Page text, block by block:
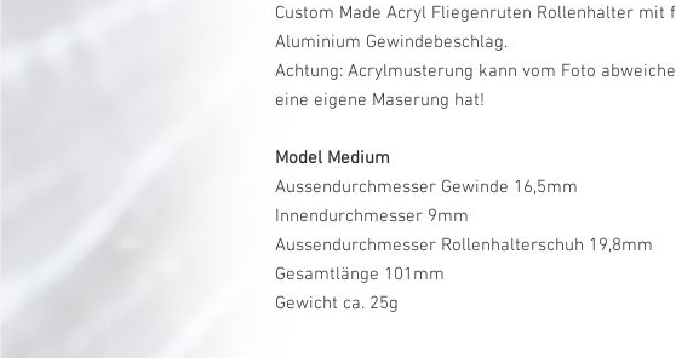
Custom Made Acryl Fliegenruten Rollenhalter mit
Aluminium Gewindebeschlag.
Achtung: Acrylmusterung kann vom Foto
eine eigene Maserung hat!
Model Medium
Aussendurchmesser Gewinde 16,5mm
Innendurchmesser 9mm
Aussendurchmesser Rollenhalterschuh 19,8mm
Gesamtlänge 101mm
Gewicht ca. 25g